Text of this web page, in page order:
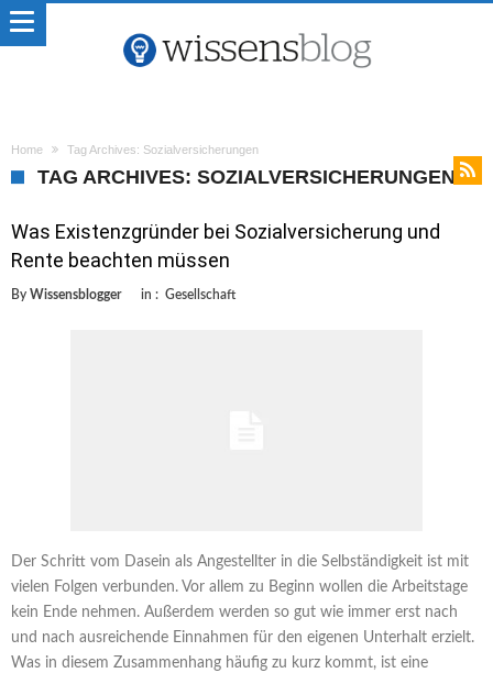
Home Tag Archives: Sozialversicherungen
TAG ARCHIVES: SOZIALVERSICHERUNGEN
Was Existenzgründer bei Sozialversicherung und
Rente beachten müssen
By Wissensblogger in : Gesellschaft
Der Schritt vom Dasein als Angestellter in die Selbständigkeit ist mit
vielen Folgen verbunden. Vor allem zu Beginn wollen die Arbeitstage
kein Ende nehmen. Außerdem werden so gut wie immer erst nach
und nach ausreichende Einnahmen für den eigenen Unterhalt erzielt.
Was in diesem Zusammenhang häufig zu kurz kommt, ist eine